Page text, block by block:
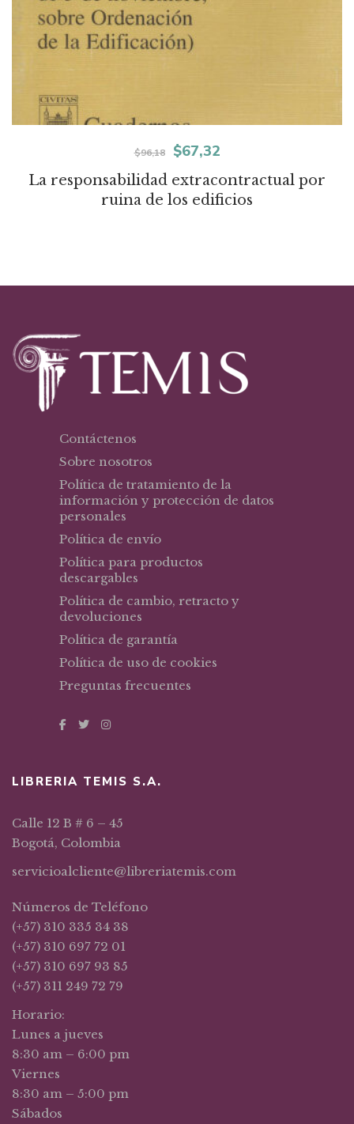
La responsabilidad extracontractual por
ruina de los edificios
$96,18
El
precio
original
$67,32El
precio
actual
Contáctenos
Sobre nosotros
Política de tratamiento de la
información y protección de datos
personales
Política de envío
Política para productos
descargables
Política de cambio, retracto y
devoluciones
Política de garantía
Política de uso de cookies
Preguntas frecuentes
LIBRERIA TEMIS S.A.
Calle 12 B # 6 – 45
Bogotá, Colombia
servicioalcliente@libreriatemis.com
Números de Teléfono
(+57) 310 335 34 38
(+57) 310 697 72 01
(+57) 310 697 93 85
(+57) 311 249 72 79
Horario:
Lunes a jueves
8:30 am – 6:00 pm
Viernes
8:30 am – 5:00 pm
Sábados